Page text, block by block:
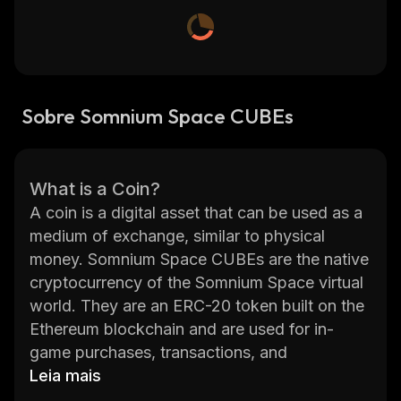
Sobre Somnium Space CUBEs
What is a Coin?
A coin is a digital asset that can be used as a
medium of exchange, similar to physical
money. Somnium Space CUBEs are the native
cryptocurrency of the Somnium Space virtual
world. They are an ERC-20 token built on the
Ethereum blockchain and are used for in-
game purchases, transactions, and
interactions. CUBEs can also be used to
Leia mais